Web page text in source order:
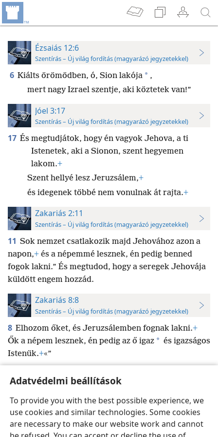
Adatvédelmi beállítások
To provide you with the best possible experience, we
use cookies and similar technologies. Some cookies
are necessary to make our website work and cannot
Ézsaiás 12:6
Szentírás – Új világ fordítás (magyarázó jegyzetekkel)
6 Kiálts örömödben, ó, Sion lakója * ,
mert nagy Izrael szentje, aki köztetek van!”
Jóel 3:17
Szentírás – Új világ fordítás (magyarázó jegyzetekkel)
17 És megtudjátok, hogy én vagyok Jehova, a ti
Istenetek, aki a Sionon, szent hegyemen
lakom.+
Szent hellyé lesz Jeruzsálem,+
és idegenek többé nem vonulnak át rajta.+
Zakariás 2:11
Szentírás – Új világ fordítás (magyarázó jegyzetekkel)
11 Sok nemzet csatlakozik majd Jehovához azon a
napon,+ és a népemmé lesznek, én pedig benned
fogok lakni.” És megtudod, hogy a seregek Jehovája
küldött engem hozzád.
Zakariás 8:8
Szentírás – Új világ fordítás (magyarázó jegyzetekkel)
8 Elhozom őket, és Jeruzsálemben fognak lakni.+
Ők a népem lesznek, én pedig az ő igaz * és igazságos
Istenük.+«”
Magyar Beállítások
Copyright© 2026 Watch Tower Bible and Tract Society of Pennsylvania
Felhasználási feltételek Bizalmas információra vonatkozó szabályok